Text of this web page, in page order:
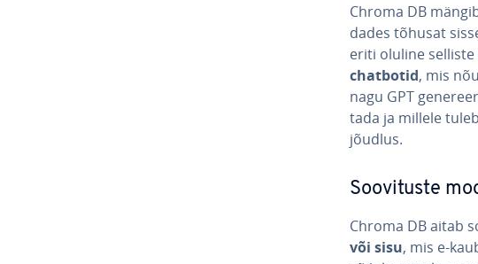
Chroma DB
da­des tõhusat
eriti oluline
chatbotid, mis
nagu GPT
tada ja millele
jõudlus.
Soo­vi­tuste
Chroma DB aitab
või sisu, mis e-